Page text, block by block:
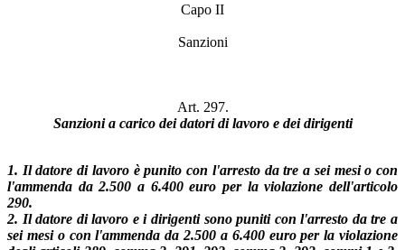
Capo II
Sanzioni
Art. 297.
Sanzioni a carico dei datori di lavoro e dei dirigenti
1. Il datore di lavoro è punito con l'arresto da tre a sei mesi o con
l'ammenda da 2.500 a 6.400 euro per la violazione dell'articolo
290.
2. Il datore di lavoro e i dirigenti sono puniti con l'arresto da tre a
sei mesi o con l'ammenda da 2.500 a 6.400 euro per la violazione